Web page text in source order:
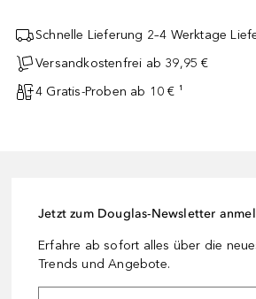
Schnelle Lieferung 2–4 Werktage
Versandkostenfrei ab 39,95 €
4 Gratis-Proben ab 10 € ¹
Jetzt zum Douglas-Newsletter
Erfahre ab sofort alles über die
Trends und Angebote.